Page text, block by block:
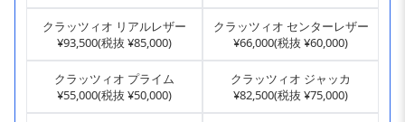
クラッツィオ リアルレザー
¥93,500(税抜 ¥85,000)
クラッツィオ センターレザー
¥66,000(税抜 ¥60,000)
クラッツィオ プライム
¥55,000(税抜 ¥50,000)
クラッツィオ ジャッカ
¥82,500(税抜 ¥75,000)